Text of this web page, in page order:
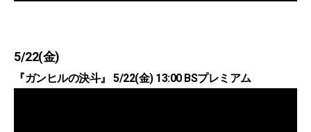
5/22(金)
『ガンヒルの決斗』 5/22(金) 13:00 BSプレミアム